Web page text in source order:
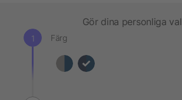
Gör dina personliga val
Färg